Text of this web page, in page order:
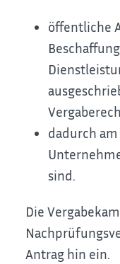
öffentliche
dadurch
sind.
Die
Antrag hin ein.